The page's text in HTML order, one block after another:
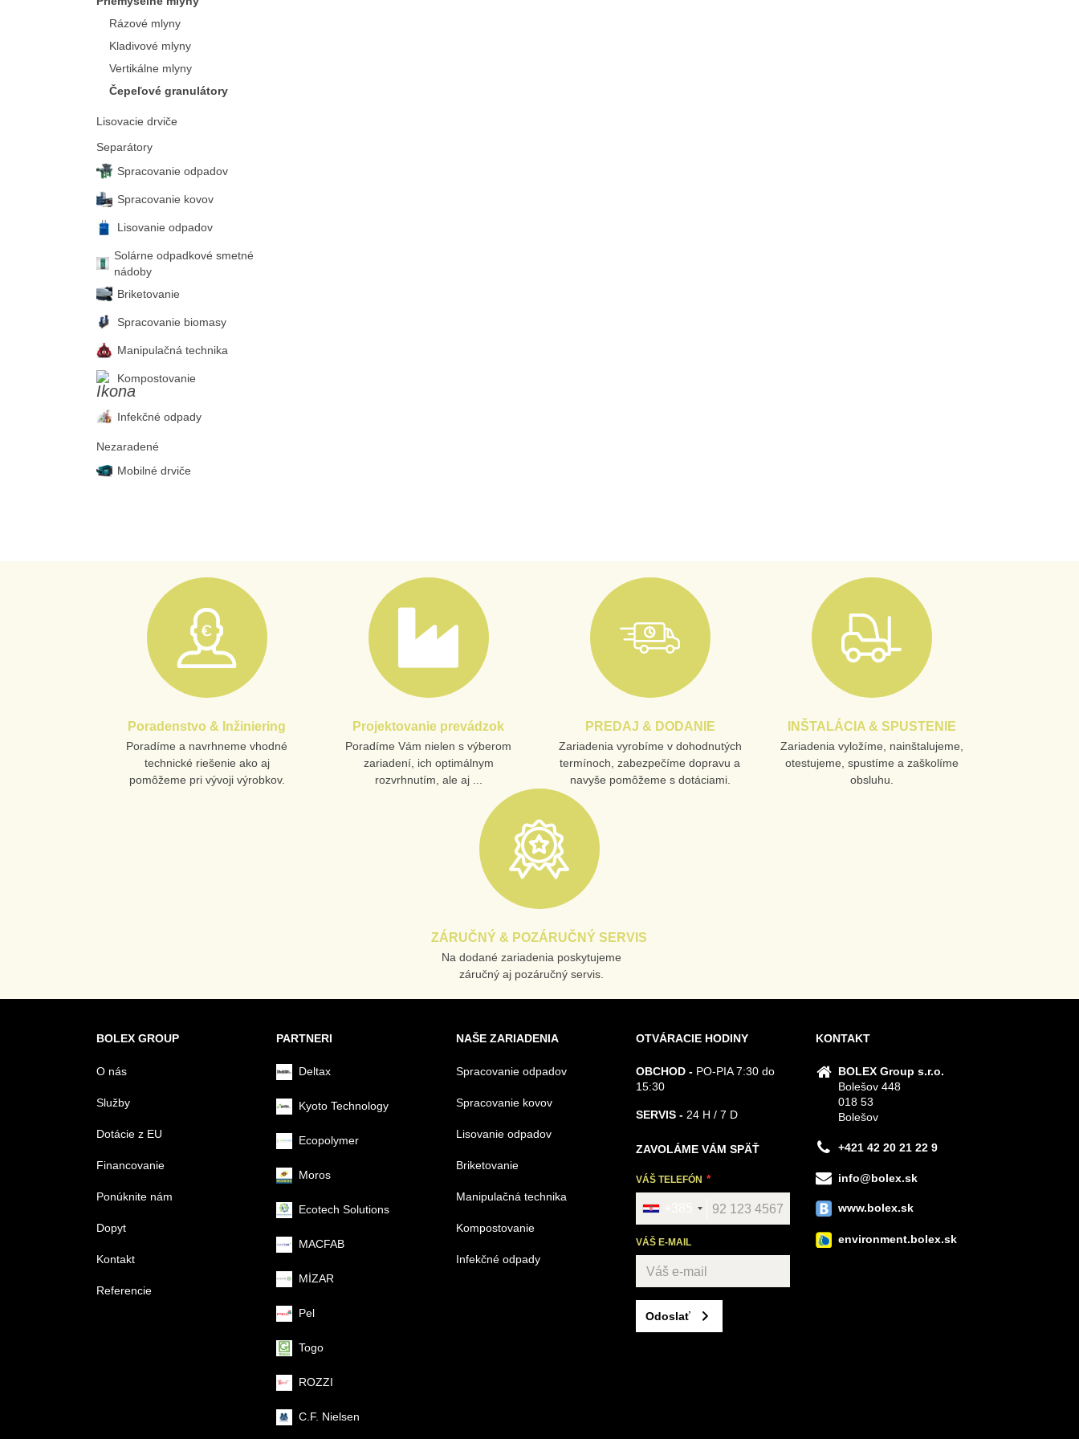
Rázové mlyny
Kladivové mlyny
Vertikálne mlyny
Čepeľové granulátory
Lisovacie drviče
Separátory
Spracovanie odpadov
Spracovanie kovov
Lisovanie odpadov
Solárne odpadkové smetné
nádoby
Briketovanie
Spracovanie biomasy
Manipulačná technika
Kompostovanie
Infekčné odpady
Nezaradené
Mobilné drviče
Poradenstvo & Inžiniering
Poradíme a navrhneme vhodné
technické riešenie ako aj
pomôžeme pri vývoji výrobkov.
Projektovanie prevádzok
Poradíme Vám nielen s výberom
zariadení, ich optimálnym
rozvrhnutím, ale aj ...
PREDAJ & DODANIE
Zariadenia vyrobíme v dohodnutých
termínoch, zabezpečíme dopravu a
navyše pomôžeme s dotáciami.
INŠTALÁCIA & SPUSTENIE
Zariadenia vyložíme, nainštalujeme,
otestujeme, spustíme a zaškolíme
obsluhu.
ZÁRUČNÝ & POZÁRUČNÝ SERVIS
Na dodané zariadenia poskytujeme
záručný aj pozáručný servis.
BOLEX GROUP
O nás
Služby
Dotácie z EU
Financovanie
Ponúknite nám
Dopyt
Kontakt
Referencie
PARTNERI
Deltax
Kyoto Technology
Ecopolymer
Moros
Ecotech Solutions
MACFAB
MİZAR
Pel
Togo
ROZZI
C.F. Nielsen
NAŠE ZARIADENIA
Spracovanie odpadov
Spracovanie kovov
Lisovanie odpadov
Briketovanie
Manipulačná technika
Kompostovanie
Infekčné odpady
OTVÁRACIE HODINY
OBCHOD - PO-PIA 7:30 do
15:30
SERVIS - 24 H / 7 D
ZAVOLÁME VÁM SPÄŤ
VÁŠ TELEFÓN
VÁŠ E-MAIL
Odoslať
KONTAKT
BOLEX Group s.r.o.
Bolešov 448
018 53
Bolešov
+421 42 20 21 22 9
info@bolex.sk
www.bolex.sk
environment.bolex.sk